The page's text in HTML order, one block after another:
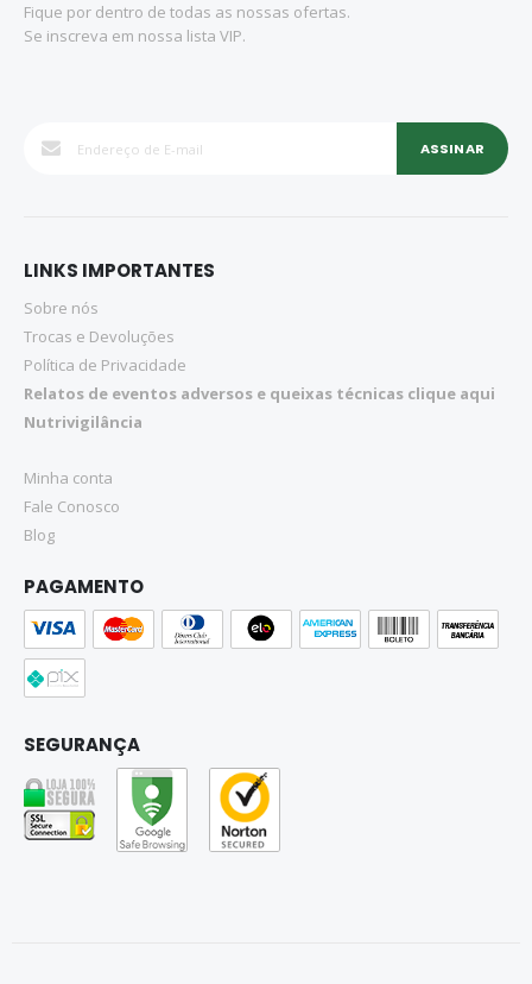
Fique por dentro de todas as nossas ofertas.
Se inscreva em nossa lista VIP.
ASSINAR
LINKS IMPORTANTES
Sobre nós
Trocas e Devoluções
Política de Privacidade
Relatos de eventos adversos e queixas técnicas clique aqui
Nutrivigilância
Minha conta
Fale Conosco
Blog
PAGAMENTO
SEGURANÇA